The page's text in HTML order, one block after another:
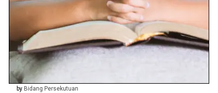
by Bidang Persekutuan